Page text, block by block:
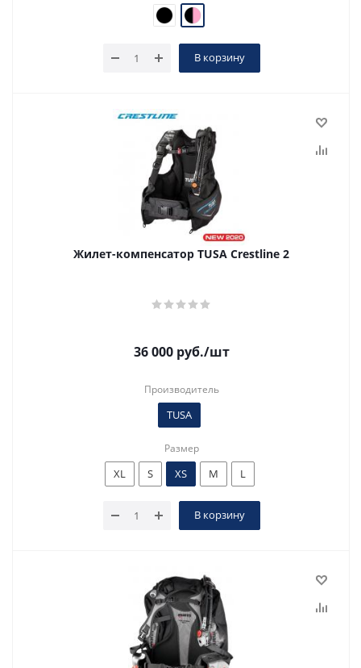
В корзину
Жилет-компенсатор TUSA Crestline 2
36 000руб./шт
Производитель
TUSA
Размер
XL S XS M L
В корзину